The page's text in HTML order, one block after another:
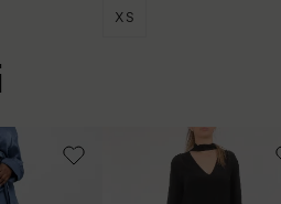
XS